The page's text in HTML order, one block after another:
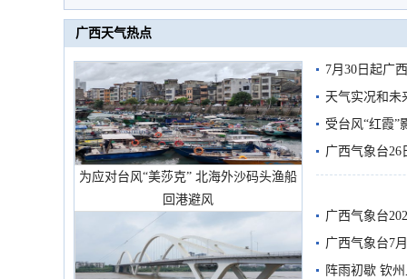
广西天气热点
为应对台风“美莎克” 北海外沙码头渔船
回港避风
7月30日起广
天气实况和未
受台风“红霞”
有较强降雨
广西气象台26
广西气象台
预警
广西气象台7
阵雨初歇 钦